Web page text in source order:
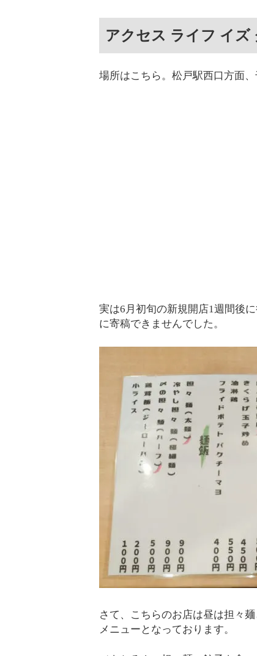
アクセス ライフ イズ
場所はこちら。松戸駅西口方面
実は6月初旬の新規開店1週間後
に寄稿できませんでした。
さて、こちらのお店は昼は担々
メニューとなっております。